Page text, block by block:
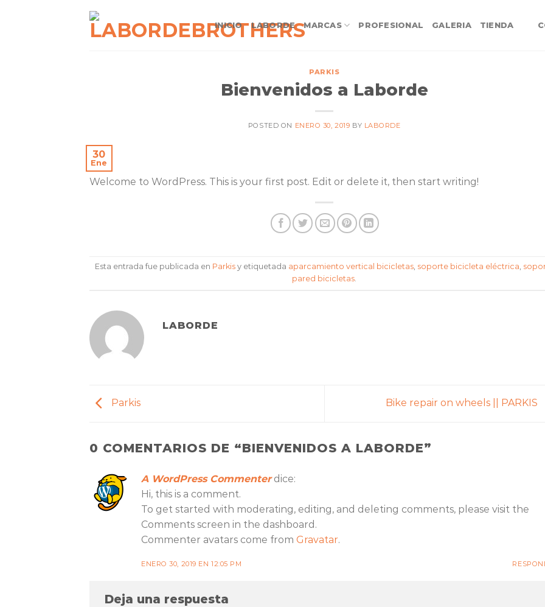
INICIO LABORDE MARCAS PROFESIONAL GALERIA TIENDA
PARKIS
Bienvenidos a Laborde
POSTED ON ENERO 30, 2019 BY LABORDE
30
Ene
Welcome to WordPress. This is your first post. Edit or delete it, then start writing!
Esta entrada fue publicada en Parkisy etiquetada aparcamiento vertical bicicletas, soporte bicicleta eléctrica
pared bicicletas
LABORDE
Parkis Bike repair on wheels || PARKIS
0 COMENTARIOS DE “BIENVENIDOS A LABORDE”
A WordPress Commenter dice:
Hi, this is a comment.
To get started with moderating, editing, and deleting comments, please visit the
Comments screen in the dashboard.
Commenter avatars come from Gravatar.
ENERO 30, 2019 EN 12:05 PM
Deja una respuesta